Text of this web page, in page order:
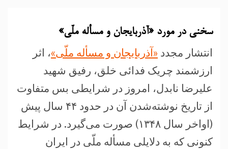
سخنی در مورد «آذربایجان و مسأله ملّی»
انتشار مجدد «آذربایجان و مسأله ملّی»، اثر
ارزشمند چریک فدائی خلق، رفیق شهید
علیرضا نابدل، امروز در شرایطی بس متفاوت
از تاریخ نوشته‌شدن آن در حدود ۴۴ سال پیش
(اواخر سال ۱۳۴۸) صورت می‌گیرد. در شرایط
کنونی که به دلایلی مسأله ملّی در ایران